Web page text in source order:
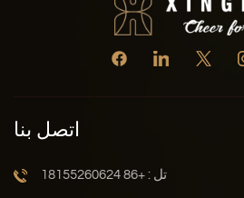
اتصل بنا
تل : +86 18155260624